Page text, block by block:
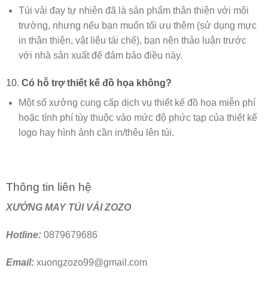
Túi vải đay tự nhiên đã là sản phẩm thân thiện với môi
trường, nhưng nếu bạn muốn tối ưu thêm (sử dụng mực
in thân thiện, vật liệu tái chế), bạn nên thảo luận trước
với nhà sản xuất để đảm bảo điều này.
10. Có hỗ trợ thiết kế đồ họa không?
Một số xưởng cung cấp dịch vụ thiết kế đồ họa miễn phí
hoặc tính phí tùy thuộc vào mức độ phức tạp của thiết kế
logo hay hình ảnh cần in/thêu lên túi.
Thông tin liên hệ
XƯỞNG MAY TÚI VẢI ZOZO
Hotline: 0879679686
Email: xuongzozo99@gmail.com